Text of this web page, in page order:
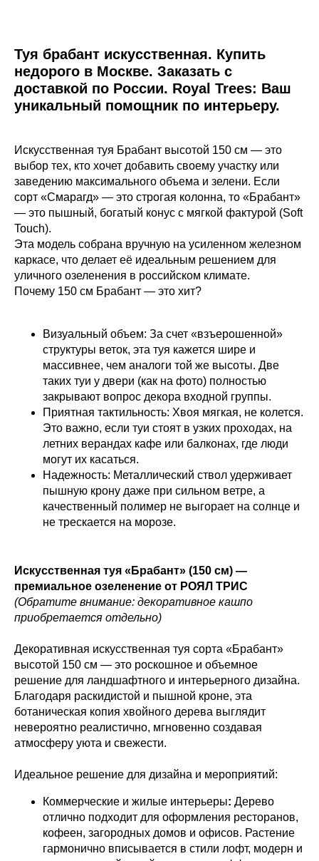
Туя брабант искусственная. Купить
недорого в Москве. Заказать с
доставкой по России. Royal Trees: Ваш
уникальный помощник по интерьеру.
Искусственная туя Брабант высотой 150 см — это
выбор тех, кто хочет добавить своему участку или
заведению максимального объема и зелени. Если
сорт «Смарагд» — это строгая колонна, то «Брабант»
— это пышный, богатый конус с мягкой фактурой (Soft
Touch).
Эта модель собрана вручную на усиленном железном
каркасе, что делает её идеальным решением для
уличного озеленения в российском климате.
Почему 150 см Брабант — это хит?
Визуальный объем: За счет «взъерошенной»
структуры веток, эта туя кажется шире и
массивнее, чем аналоги той же высоты. Две
таких туи у двери (как на фото) полностью
закрывают вопрос декора входной группы.
Приятная тактильность: Хвоя мягкая, не колется.
Это важно, если туи стоят в узких проходах, на
летних верандах кафе или балконах, где люди
могут их касаться.
Надежность: Металлический ствол удерживает
пышную крону даже при сильном ветре, а
качественный полимер не выгорает на солнце и
не трескается на морозе.
Искусственная туя «Брабант» (150 см) —
премиальное озеленение от РОЯЛ ТРИС
(Обратите внимание: декоративное кашпо
приобретается отдельно)
Декоративная искусственная туя сорта «Брабант»
высотой 150 см — это роскошное и объемное
решение для ландшафтного и интерьерного дизайна.
Благодаря раскидистой и пышной кроне, эта
ботаническая копия хвойного дерева выглядит
невероятно реалистично, мгновенно создавая
атмосферу уюта и свежести.
Идеальное решение для дизайна и мероприятий:
Коммерческие и жилые интерьеры: Дерево
отлично подходит для оформления ресторанов,
кофеен, загородных домов и офисов. Растение
гармонично вписывается в стили лофт, модерн и